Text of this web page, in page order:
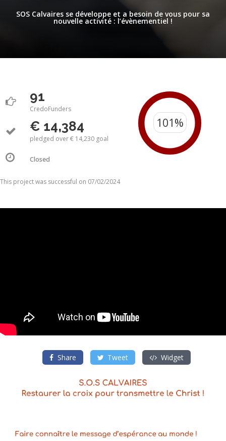
SOS Calvaires se développe et a besoin de vous pour sa
nouvelle activité : l’évènementiel !
91
CredoFunders
€ 14,384
pledged over € 14,230 goal
Closed
This project was successful on 07/02/2024
Share Tweet Widget